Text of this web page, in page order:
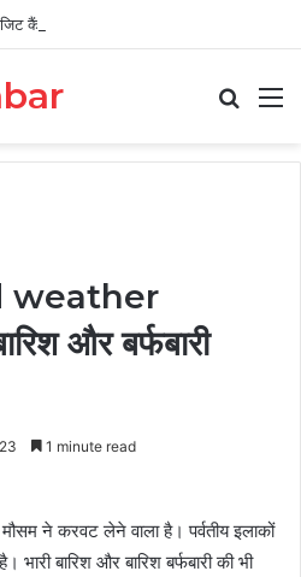
कैंप का किया औचक निरीक्षण
weather
और बर्फबारी
1 minute read
ने करवट लेने वाला है। पर्वतीय इलाकों
भारी बारिश और बारिश बर्फबारी की भी